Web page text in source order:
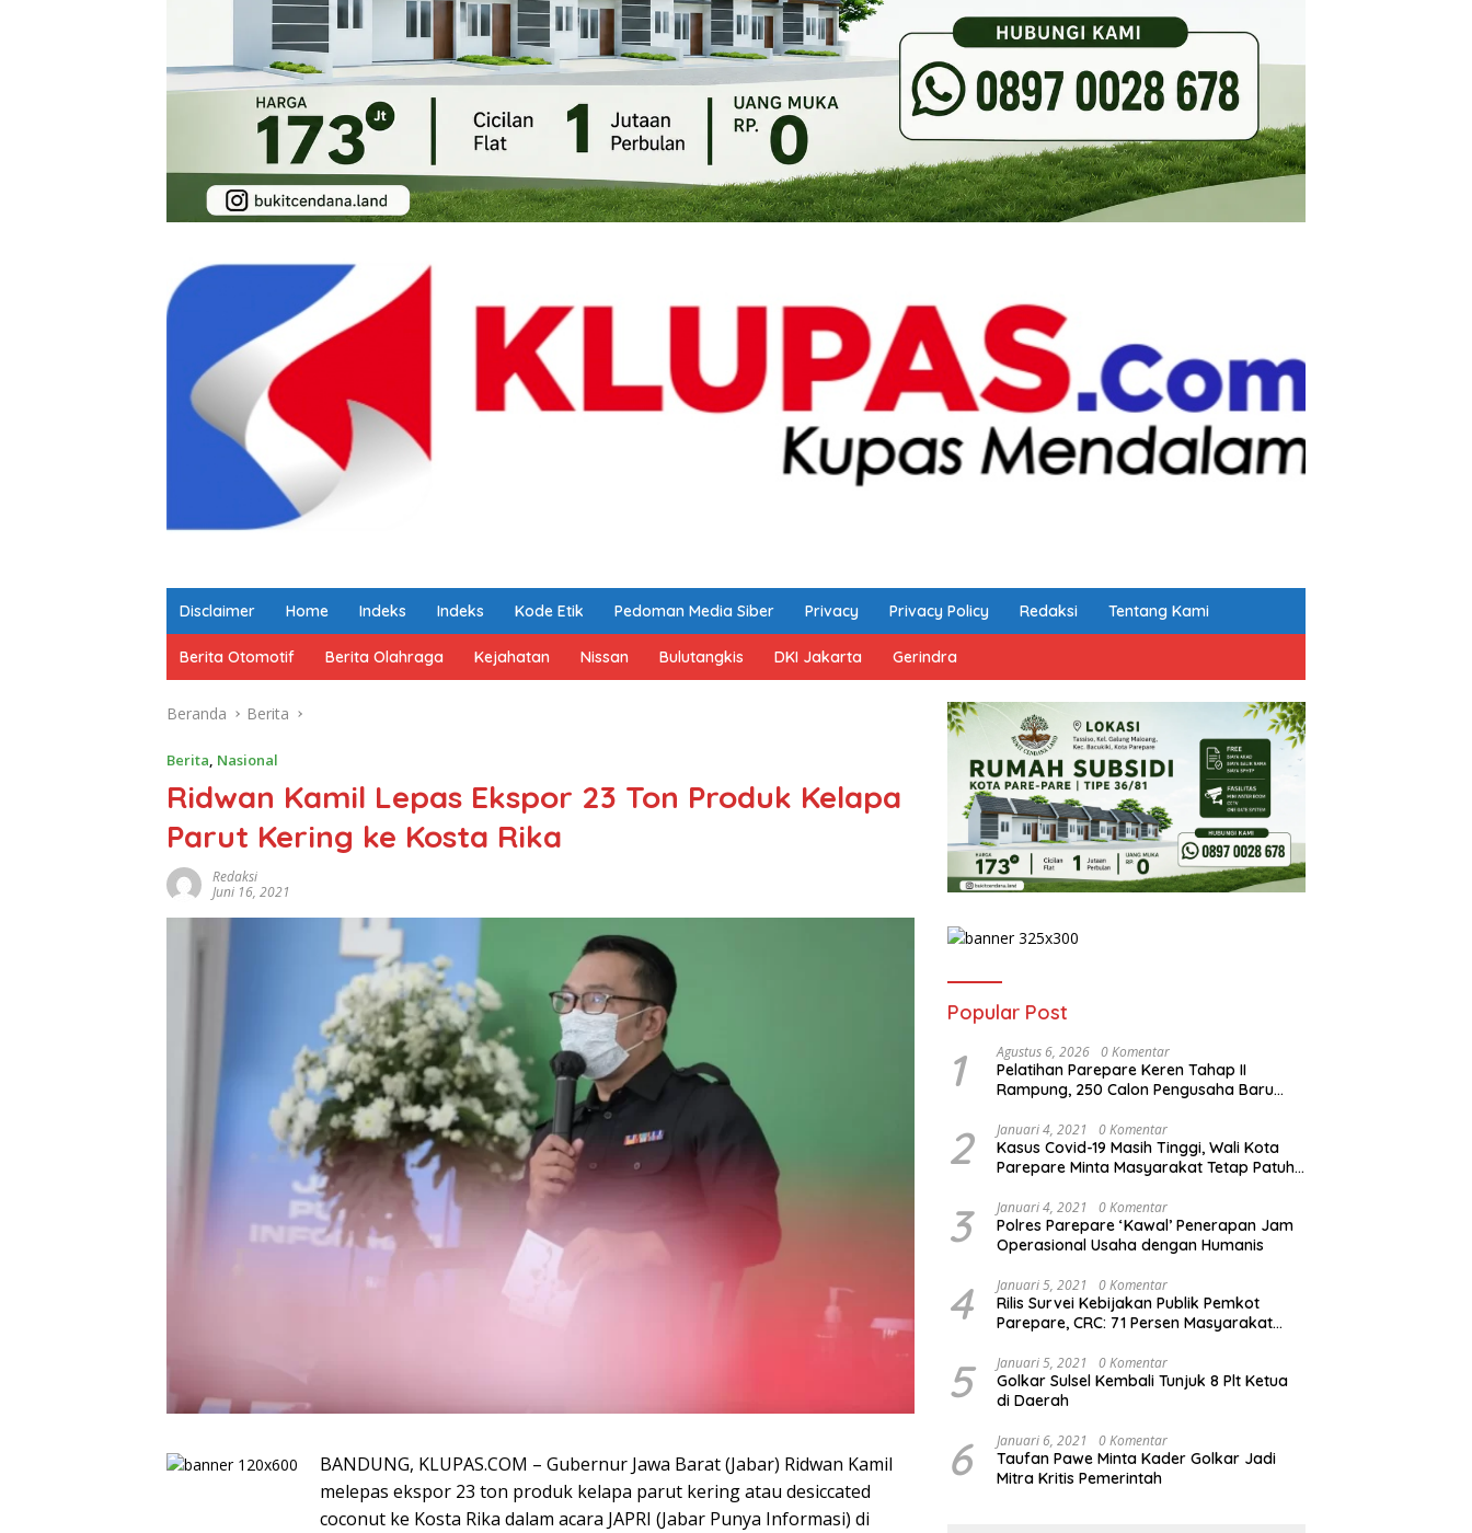
Disclaimer Home Indeks Indeks Kode Etik Pedoman Media Siber Privacy Privacy Policy Redaksi Tentang Kami
Berita Otomotif Berita Olahraga Kejahatan Nissan Bulutangkis DKI Jakarta Gerindra
Beranda Berita
Berita, Nasional
Ridwan Kamil Lepas Ekspor 23 Ton Produk Kelapa
Parut Kering ke Kosta Rika
Redaksi
Juni 16, 2021
BANDUNG, KLUPAS.COM – Gubernur Jawa Barat (Jabar) Ridwan Kamil
melepas ekspor 23 ton produk kelapa parut kering atau desiccated
coconut ke Kosta Rika dalam acara JAPRI (Jabar Punya Informasi) di
Popular Post
1 Agustus 6, 2026 0 Komentar
Pelatihan Parepare Keren Tahap II
Rampung, 250 Calon Pengusaha Baru
2 Januari 4, 2021 0 Komentar
Kasus Covid-19 Masih Tinggi, Wali Kota
Parepare Minta Masyarakat Tetap Patuhi
3 Januari 4, 2021 0 Komentar
Polres Parepare ‘Kawal’ Penerapan Jam
Operasional Usaha dengan Humanis
4 Januari 5, 2021 0 Komentar
Rilis Survei Kebijakan Publik Pemkot
Parepare, CRC: 71 Persen Masyarakat
5 Januari 5, 2021 0 Komentar
Golkar Sulsel Kembali Tunjuk 8 Plt Ketua
di Daerah
6 Januari 6, 2021 0 Komentar
Taufan Pawe Minta Kader Golkar Jadi
Mitra Kritis Pemerintah